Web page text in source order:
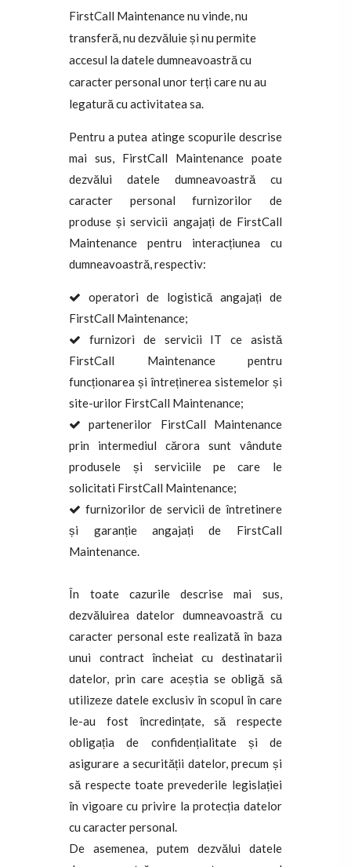
FirstCall Maintenance nu vinde, nu
transferă, nu dezvăluie și nu permite
accesul la datele dumneavoastră cu
caracter personal unor terți care nu au
legatură cu activitatea sa.
Pentru a putea atinge scopurile descrise
mai sus, FirstCall Maintenance poate
dezvălui datele dumneavoastră cu
caracter personal furnizorilor de
produse și servicii angajați de FirstCall
Maintenance pentru interacțiunea cu
dumneavoastră, respectiv:
operatori de logistică angajați de
FirstCall Maintenance;
furnizori de servicii IT ce asistă
FirstCall Maintenance pentru
funcționarea și întreținerea sistemelor și
site-urilor FirstCall Maintenance;
partenerilor FirstCall Maintenance
prin intermediul cărora sunt vândute
produsele și serviciile pe care le
solicitati FirstCall Maintenance;
furnizorilor de servicii de întretinere
și garanție angajați de FirstCall
Maintenance.
În toate cazurile descrise mai sus,
dezvăluirea datelor dumneavoastră cu
caracter personal este realizată în baza
unui contract încheiat cu destinatarii
datelor, prin care aceștia se obligă să
utilizeze datele exclusiv în scopul în care
le-au fost încredințate, să respecte
obligația de confidențialitate și de
asigurare a securității datelor, precum și
să respecte toate prevederile legislației
în vigoare cu privire la protecția datelor
cu caracter personal.
De asemenea, putem dezvălui datele